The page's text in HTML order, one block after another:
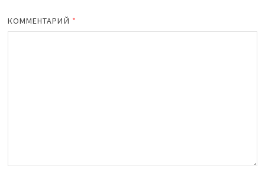
КОММЕНТАРИЙ *